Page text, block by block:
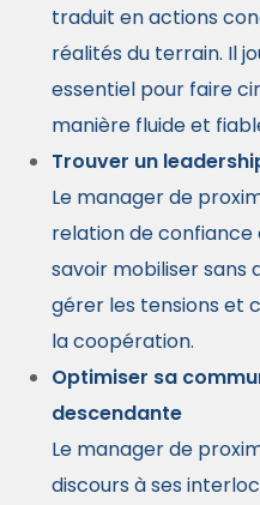
traduit en actions
réalités du terrain. Il
essentiel pour faire
manière fluide et
Trouver un
Le manager de
relation de confiance
savoir mobiliser
gérer les tensions et
la coopération.
Optimiser sa
descendante
Le manager de
discours à ses